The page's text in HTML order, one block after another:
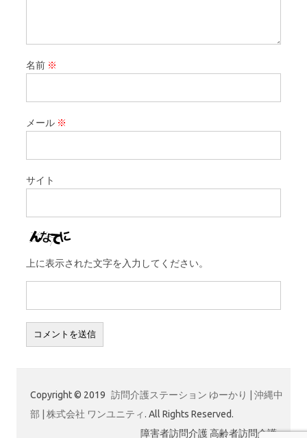
名前 ※
メール ※
サイト
上に表示された文字を入力してください。
Copyright © 2019 訪問介護ステーション ゆーかり | 沖縄中
部 | 株式会社 ワンユニティ . All Rights Reserved.
障害者訪問介護 高齢者訪問介護